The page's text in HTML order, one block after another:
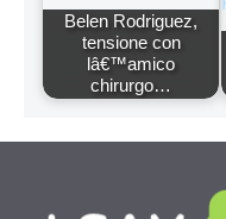
Belen Rodriguez,
tensione con
lâ€™amico
chirurgo…